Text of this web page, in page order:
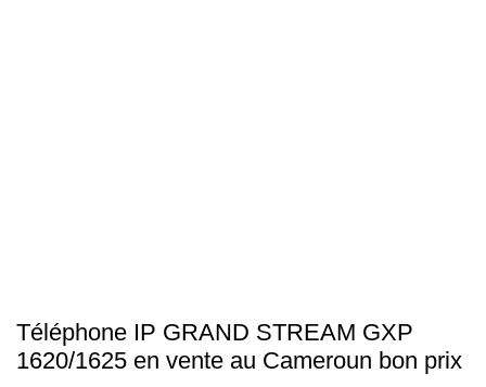
Téléphone IP GRAND STREAM GXP
1620/1625 en vente au Cameroun bon prix